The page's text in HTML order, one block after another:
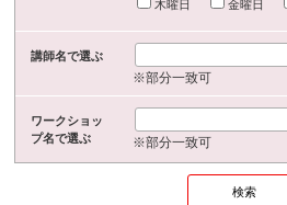
木曜日
金曜日
講師名で選ぶ
※部分一致可
ワークショッ
プ名で選ぶ
※部分一致可